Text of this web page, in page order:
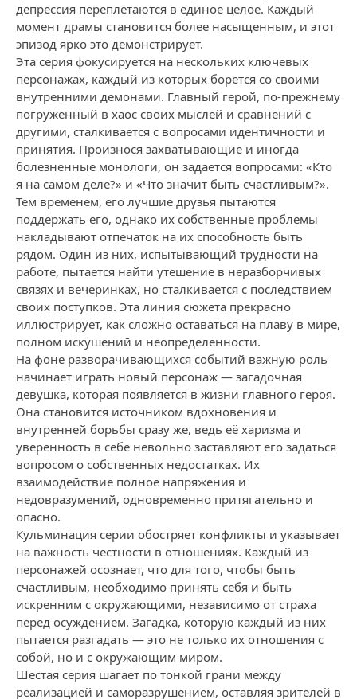
депрессия переплетаются в единое целое. Каждый
момент драмы становится более насыщенным, и этот
эпизод ярко это демонстрирует.
Эта серия фокусируется на нескольких ключевых
персонажах, каждый из которых борется со своими
внутренними демонами. Главный герой, по-прежнему
погруженный в хаос своих мыслей и сравнений с
другими, сталкивается с вопросами идентичности и
принятия. Произнося захватывающие и иногда
болезненные монологи, он задается вопросами: «Кто
я на самом деле?» и «Что значит быть счастливым?».
Тем временем, его лучшие друзья пытаются
поддержать его, однако их собственные проблемы
накладывают отпечаток на их способность быть
рядом. Один из них, испытывающий трудности на
работе, пытается найти утешение в неразборчивых
связях и вечеринках, но сталкивается с последствием
своих поступков. Эта линия сюжета прекрасно
иллюстрирует, как сложно оставаться на плаву в мире,
полном искушений и неопределенности.
На фоне разворачивающихся событий важную роль
начинает играть новый персонаж — загадочная
девушка, которая появляется в жизни главного героя.
Она становится источником вдохновения и
внутренней борьбы сразу же, ведь её харизма и
уверенность в себе невольно заставляют его задаться
вопросом о собственных недостатках. Их
взаимодействие полное напряжения и
недовразумений, одновременно притягательно и
опасно.
Кульминация серии обостряет конфликты и указывает
на важность честности в отношениях. Каждый из
персонажей осознает, что для того, чтобы быть
счастливым, необходимо принять себя и быть
искренним с окружающими, независимо от страха
перед осуждением. Загадка, которую каждый из них
пытается разгадать — это не только их отношения с
собой, но и с окружающим миром.
Шестая серия шагает по тонкой грани между
реализацией и саморазрушением, оставляя зрителей в